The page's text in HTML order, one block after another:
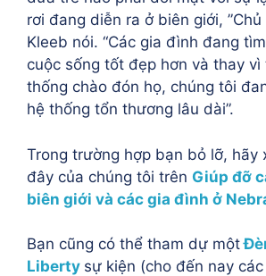
rơi đang diễn ra ở biên giới,
Kleeb nói. “Các gia đình đang
cuộc sống tốt đẹp hơn và thay vì
thống chào đón họ, chúng tôi
hệ thống tổn thương lâu dài”.
Trong trường hợp bạn bỏ lỡ, hãy
đây của chúng tôi trên Giúp đỡ
biên giới và các gia đình ở
Bạn cũng có thể tham dự một
Liberty sự kiện (cho đến nay